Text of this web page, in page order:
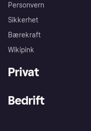
Personvern
Sikkerhet
Bærekraft
Wikipink
Privat
Bedrift